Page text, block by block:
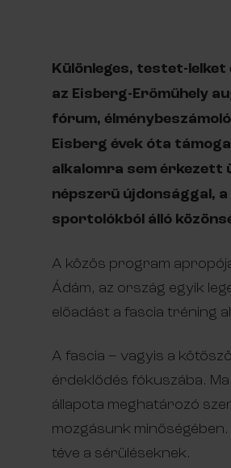
Különleges, testet-
az Eisberg-Erőműhely
fórum,
Eisberg évek óta
alkalomra sem érkezett
népszerű újdonsággal,
sportolókból álló
A közös program
Ádám, az ország egyik
előadást a fascia tréning
A fascia – vagyis a
érdeklődés fókuszába.
állapota meghatározó
mozgásunk
téve a sérüléseknek.